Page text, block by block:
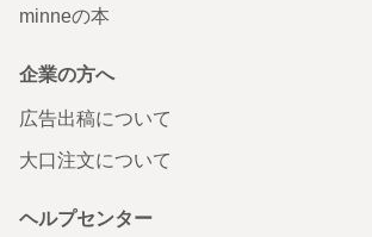
minneの本
企業の方へ
広告出稿について
大口注文について
ヘルプセンター